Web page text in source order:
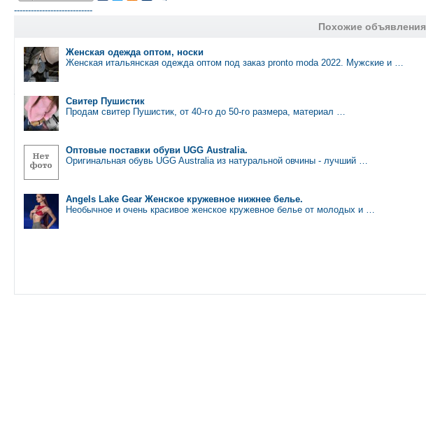
----------------------------
Похожие объявления
Женская одежда оптом, носки
Женская итальянская одежда оптом под заказ pronto moda 2022. Мужские и …
Свитер Пушистик
Продам свитер Пушистик, от 40-го до 50-го размера, материал …
Оптовые поставки обуви UGG Australia.
Оригинальная обувь UGG Australia из натуральной овчины - лучший …
Angels Lake Gear Женское кружевное нижнее белье.
Необычное и очень красивое женское кружевное белье от молодых и …